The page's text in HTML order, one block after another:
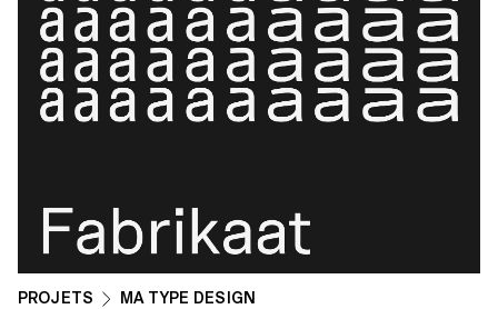
PROJETS MA TYPE DESIGN